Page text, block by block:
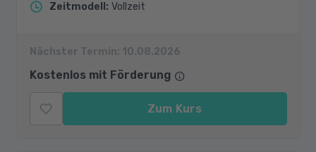
Zeitmodell: Vollzeit
Nächster Termin: 10.08.2026
Kostenlos mit Förderung
Zum Kurs